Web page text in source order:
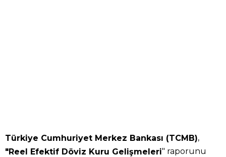
Türkiye Cumhuriyet Merkez Bankası (TCMB),
"Reel Efektif Döviz Kuru Gelişmeleri" raporunu